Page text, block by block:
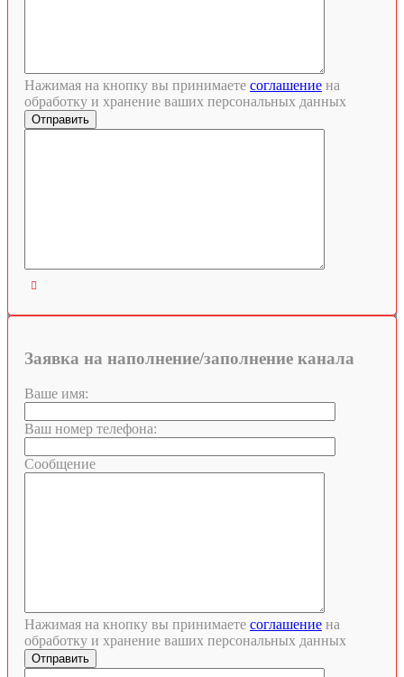
Нажимая на кнопку вы принимаете соглашение на
обработку и хранение ваших персональных данных

Заявка на наполнение/заполнение канала
Ваше имя:
Ваш номер телефона:
Сообщение
Нажимая на кнопку вы принимаете соглашение на
обработку и хранение ваших персональных данных